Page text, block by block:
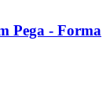
Pega -​ Forma